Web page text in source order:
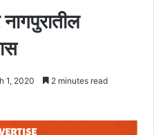
नागपुरातील
1, 2020 2 minutes read